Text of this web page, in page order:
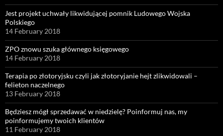
Jest projekt uchwały likwidującej pomnik Ludowego Wojska
Polskiego
14 February 2018
ZPO znowu szuka głównego księgowego
14 February 2018
Terapia po złotoryjsku czyli jak złotoryjanie hejt zlikwidowali –
felieton naczelnego
13 February 2018
Będziesz mógł sprzedawać w niedzielę? Poinformuj nas, my
poinformujemy twoich klientów
11 February 2018